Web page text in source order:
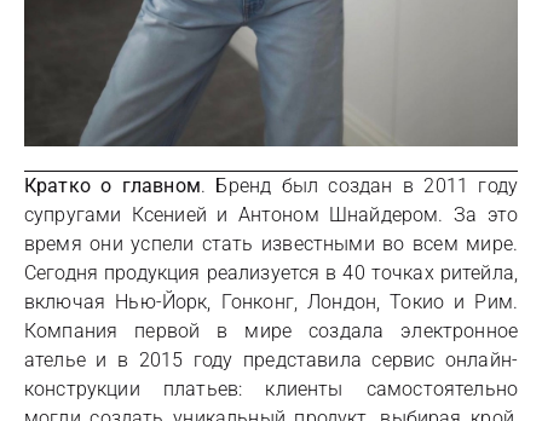
Кратко о главном. Бренд был создан в 2011 году
супругами Ксенией и Антоном Шнайдером. За это
время они успели стать известными во всем мире.
Сегодня продукция реализуется в 40 точках ритейла,
включая Нью-Йорк, Гонконг, Лондон, Токио и Рим.
Компания первой в мире создала электронное
ателье и в 2015 году представила сервис онлайн-
конструкции платьев: клиенты самостоятельно